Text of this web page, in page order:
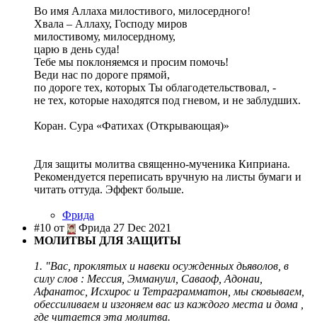
Во имя Аллаха милостивого, милосердного!
Хвала – Аллаху, Господу миров
милостивому, милосердному,
царю в день суда!
Тебе мы поклоняемся и просим помочь!
Веди нас по дороге прямой,
по дороге тех, которых Ты облагодетельствовал, -
не тех, которые находятся под гневом, и не заблудших.
Коран. Сура «Фатихах (Открывающая)»
Для защиты молитва священно-мученика Киприана.
Рекомендуется переписать вручную на листы бумаги и
читать оттуда. Эффект больше.
Фрида
#10 от
Фрида 27 Dec 2021
МОЛИТВЫ ДЛЯ ЗАЩИТЫ
1. "Вас, проклятых и навеки осужденных дьяволов, в
силу слов : Мессия, Эммануил, Саваоф, Адонаи,
Афанатос, Исхирос и Тетраграмматон, мы сковываем,
обессиливаем и изгоняем вас из каждого места и дома ,
где читается эта молитва.